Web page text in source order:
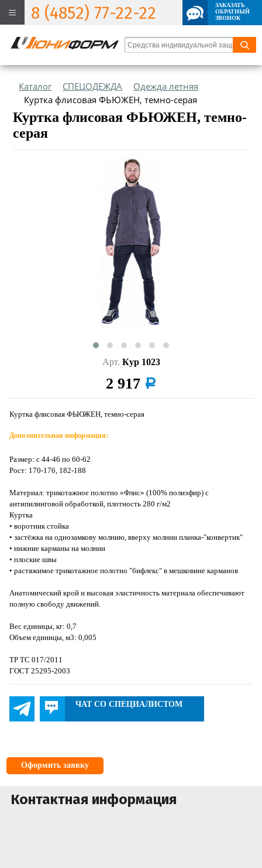
8 (4852) 77-22-22
ЗАКАЗАТЬ
ОБРАТНЫЙ
ЗВОНОК
Каталог СПЕЦОДЕЖДА
Одежда летняя
Куртка флисовая ФЬЮЖЕН, темно-серая
Куртка флисовая ФЬЮЖЕН, темно-
серая
Арт. Кур 1023
2 917 a
Куртка флисовая ФЬЮЖЕН, темно-серая
Дополнительная информация:
Размер: с 44-46 по 60-62
Рост: 170-176, 182-188
Материал: трикотажное полотно «Флис» (100% полиэфир) с
антипилинговой обработкой, плотность 280 г/м2
Куртка
• воротник стойка
• застёжка на однозамкову молнию, вверху молнии планка-"конвертик"
• нижние карманы на молнии
• плоские швы
• растяжимое трикотажное полотно "бифлекс" в мешковине карманов
Анатомический крой и высокая эластичность материала обеспечивают
полную свободу движений.
Вес единицы, кг: 0,7
Объем единицы, м3: 0,005
ТР ТС 017/2011
ГОСТ 25295-2003
ЧАТ СО СПЕЦИАЛИСТОМ
Оформить заявку
Контактная информация